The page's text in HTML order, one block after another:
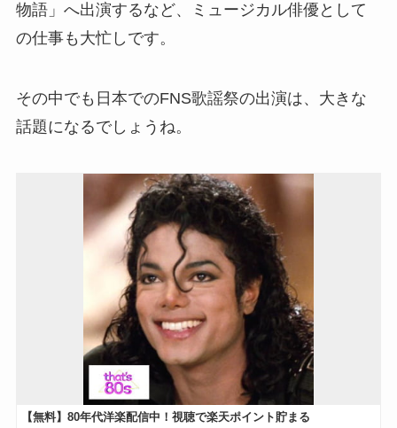
物語」へ出演するなど、ミュージカル俳優として
の仕事も大忙しです。
その中でも日本でのFNS歌謡祭の出演は、大きな
話題になるでしょうね。